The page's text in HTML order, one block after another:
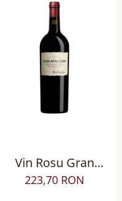
Vin Rosu Gran
Araucano Cabernet
Sauvignon, Sec
223,70 RON